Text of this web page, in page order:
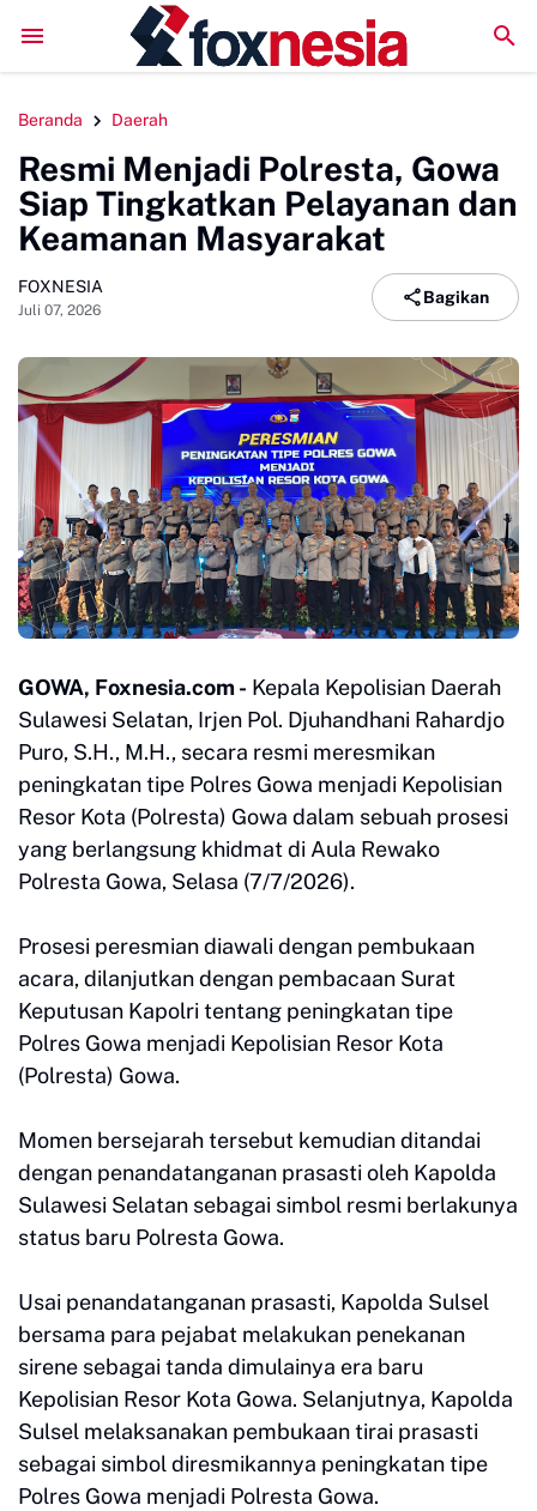
LPM Penalaran UNM Gelar Sidang Pleno, Evaluasi Kinerja
Beranda Daerah
Resmi Menjadi Polresta, Gowa
Siap Tingkatkan Pelayanan dan
Keamanan Masyarakat
FOXNESIA
Juli 07, 2026
Bagikan
GOWA, Foxnesia.com - Kepala Kepolisian Daerah
Sulawesi Selatan, Irjen Pol. Djuhandhani Rahardjo
Puro, S.H., M.H., secara resmi meresmikan
peningkatan tipe Polres Gowa menjadi Kepolisian
Resor Kota (Polresta) Gowa dalam sebuah prosesi
yang berlangsung khidmat di Aula Rewako
Polresta Gowa, Selasa (7/7/2026).
Prosesi peresmian diawali dengan pembukaan
acara, dilanjutkan dengan pembacaan Surat
Keputusan Kapolri tentang peningkatan tipe
Polres Gowa menjadi Kepolisian Resor Kota
(Polresta) Gowa.
Momen bersejarah tersebut kemudian ditandai
dengan penandatanganan prasasti oleh Kapolda
Sulawesi Selatan sebagai simbol resmi berlakunya
status baru Polresta Gowa.
Usai penandatanganan prasasti, Kapolda Sulsel
bersama para pejabat melakukan penekanan
sirene sebagai tanda dimulainya era baru
Kepolisian Resor Kota Gowa. Selanjutnya, Kapolda
Sulsel melaksanakan pembukaan tirai prasasti
sebagai simbol diresmikannya peningkatan tipe
Polres Gowa menjadi Polresta Gowa.